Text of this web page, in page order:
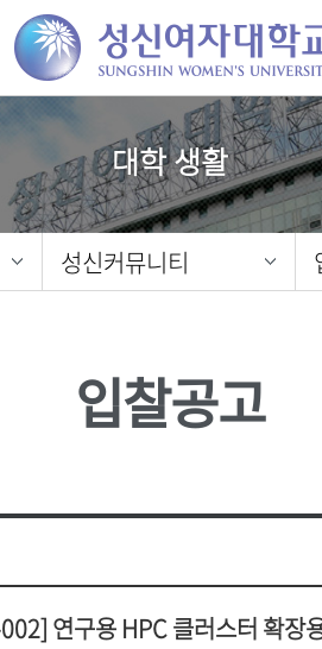
대학 생활
성신커뮤니티
입찰공고
연구용 HPC 클러스터 확장